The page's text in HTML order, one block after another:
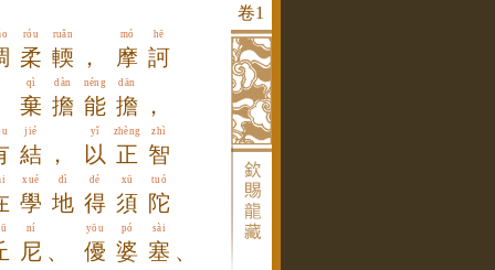
róu ruǎn mó hē
柔 輭 ， 摩 訶
qì dàn néng dān
棄 擔 能 擔 ，
jié yǐ zhèng zhì
結 ， 以 正 智
xué dì dé xū tuó
學 地 得 須 陀
ní yōu pó sài
尼 、 優 婆 塞 、
卷1